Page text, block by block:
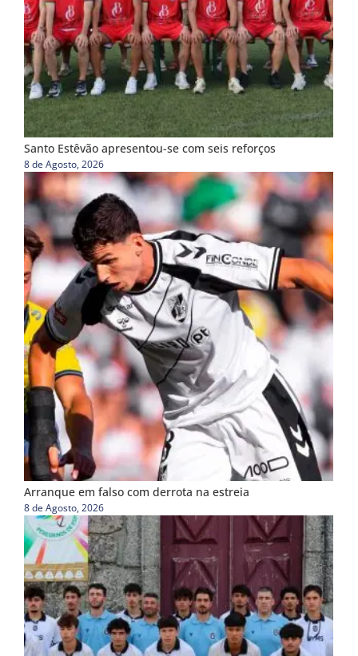
Santo Estêvão apresentou-se com seis reforços
8 de Agosto, 2026
Arranque em falso com derrota na estreia
8 de Agosto, 2026